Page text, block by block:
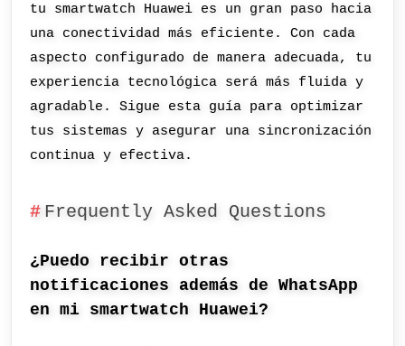
tu smartwatch Huawei es un gran paso hacia
una conectividad más eficiente. Con cada
aspecto configurado de manera adecuada, tu
experiencia tecnológica será más fluida y
agradable. Sigue esta guía para optimizar
tus sistemas y asegurar una sincronización
continua y efectiva.
Frequently Asked Questions
¿Puedo recibir otras
notificaciones además de WhatsApp
en mi smartwatch Huawei?